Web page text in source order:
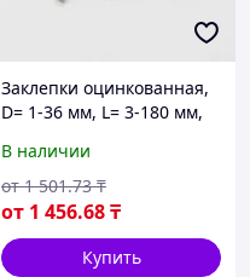
Заклепки оцинкованная,
D= 1-36 мм, L= 3-180 мм,
Форма: заклепка-гайка...
В наличии
от 1 456.68₸
от 1 501.73 ₸
Купить